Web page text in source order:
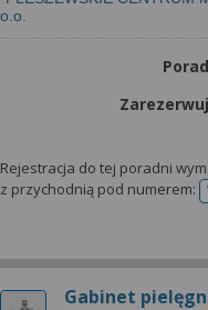
o.o.
Rejestracja do tej poradni
z przychodnią pod numerem:
Gabinet